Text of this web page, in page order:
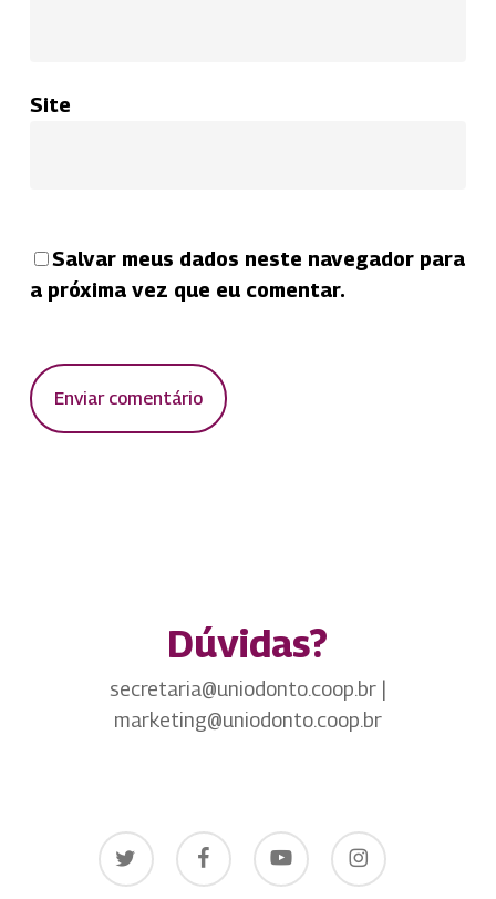
Site
Salvar meus dados neste navegador para
a próxima vez que eu comentar.
Dúvidas?
secretaria@uniodonto.coop.br |
marketing@uniodonto.coop.br
twitter facebook youtube instagram